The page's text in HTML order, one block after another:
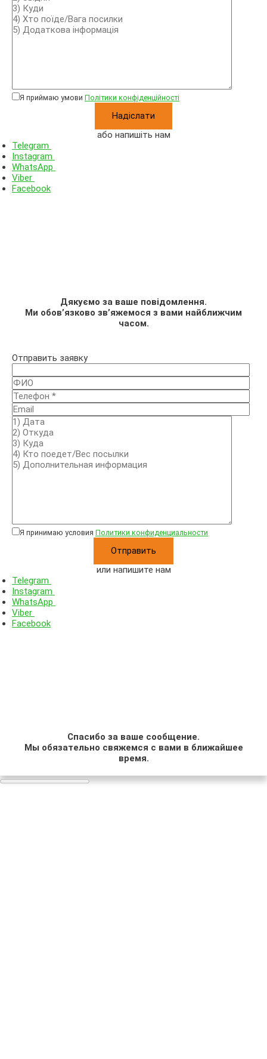
Я приймаю умови Політики конфіденційності
або напишіть нам
Telegram
Instagram
WhatsApp
Viber
Facebook
Дякуємо за ваше повідомлення.
Ми обов’язково зв’яжемося з вами найближчим
часом.
Отправить заявку
Я принимаю условия Политики конфиденциальности
или напишите нам
Telegram
Instagram
WhatsApp
Viber
Facebook
Спасибо за ваше сообщение.
Мы обязательно свяжемся с вами в ближайшее
время.